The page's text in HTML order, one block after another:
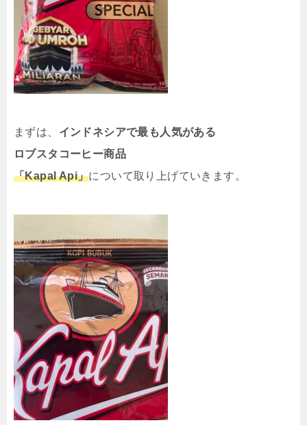
まずは、 インドネシアで最も人気がある
ロブスタコーヒー商品
「Kapal Api」について取り上げていきます。